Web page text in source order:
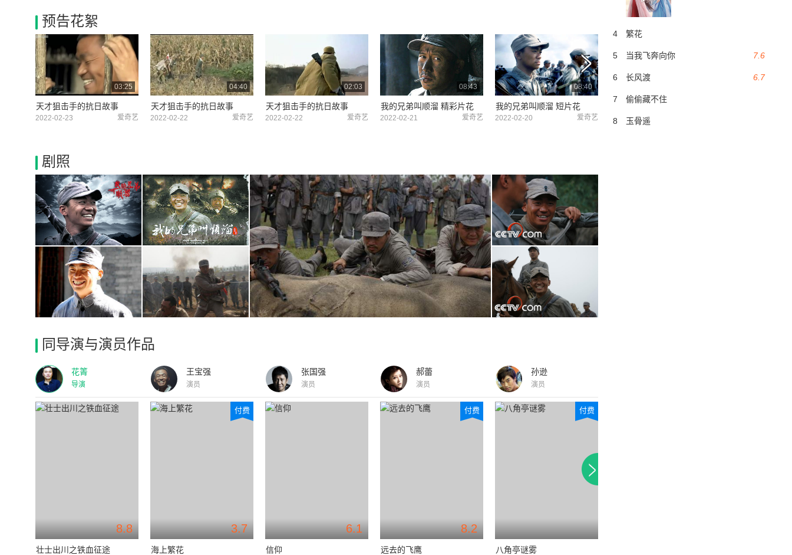
4 繁花
7.6
5 当我飞奔向你
6.7
6 长风渡
7 偷偷藏不住
8 玉骨遥
预告花絮
03:25
天才狙击手的抗日故事
2022-02-23 爱奇艺
04:40
天才狙击手的抗日故事
2022-02-22 爱奇艺
02:03
天才狙击手的抗日故事
2022-02-22 爱奇艺
08:43
我的兄弟叫顺溜 精彩片花
2022-02-21 爱奇艺
08:40
我的兄弟叫顺溜 短片花
2022-02-20 爱奇艺
天才狙击手的抗日故事
2022-02-20
剧照
同导演与演员作品
花箐
导演
王宝强
演员
张国强
演员
郝蕾
演员
孙逊
演员
8.8
壮士出川之铁血征途
3.7
付费
海上繁花
6.1
信仰
8.2
付费
远去的飞鹰
付费
八角亭谜雾